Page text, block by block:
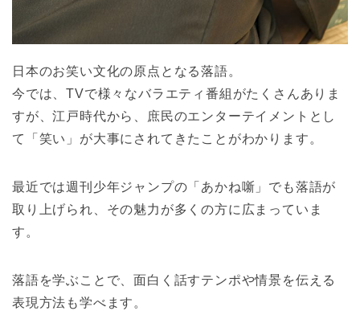
日本のお笑い文化の原点となる落語。
今では、TVで様々なバラエティ番組がたくさんありま
すが、江戸時代から、庶民のエンターテイメントとし
て「笑い」が大事にされてきたことがわかります。
最近では週刊少年ジャンプの「あかね噺」でも落語が
取り上げられ、その魅力が多くの方に広まっていま
す。
落語を学ぶことで、面白く話すテンポや情景を伝える
表現方法も学べます。